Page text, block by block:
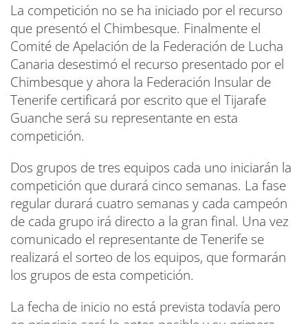
La competición no se ha iniciado por el recurso
que presentó el Chimbesque. Finalmente el
Comité de Apelación de la Federación de Lucha
Canaria desestimó el recurso presentado por el
Chimbesque y ahora la Federación Insular de
Tenerife certificará por escrito que el Tijarafe
Guanche será su representante en esta
competición.
Dos grupos de tres equipos cada uno iniciarán la
competición que durará cinco semanas. La fase
regular durará cuatro semanas y cada campeón
de cada grupo irá directo a la gran final. Una vez
comunicado el representante de Tenerife se
realizará el sorteo de los equipos, que formarán
los grupos de esta competición.
La fecha de inicio no está prevista todavía pero